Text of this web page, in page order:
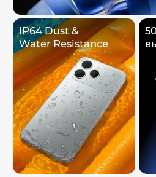
IP64 Dust &
Water Resistance